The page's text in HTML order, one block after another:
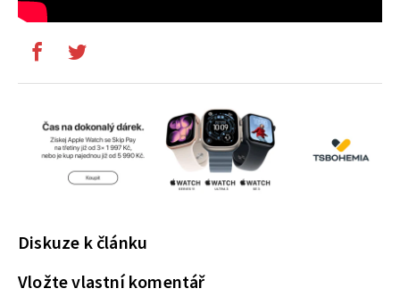
Diskuze k článku
Vložte vlastní komentář